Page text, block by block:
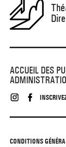
ACCUEIL DES
CONDITIONS